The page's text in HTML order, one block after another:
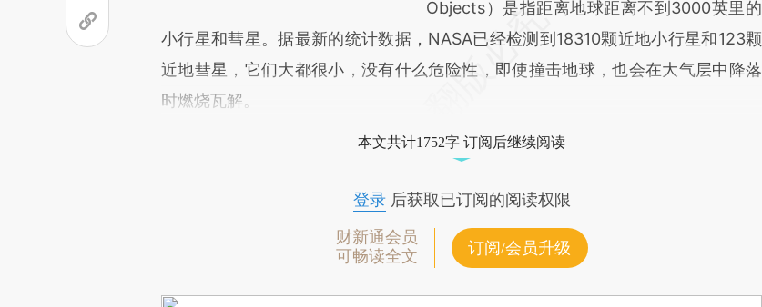
Objects）是指距离地球距离不到3000英里的
小行星和彗星。据最新的统计数据，NASA已经检测到18310颗近地小行星和123颗
近地彗星，它们大都很小，没有什么危险性，即使撞击地球，也会在大气层中降落
时燃烧瓦解。
本文共计1752字 订阅后继续阅读
登录后获取已订阅的阅读权限
财新通会员
可畅读全文
订阅/会员升级